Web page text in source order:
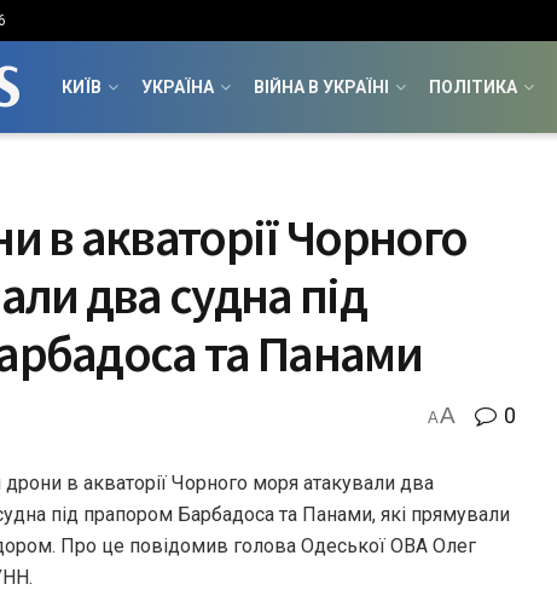
КИЇВ УКРАЇНА ВІЙНА В УКРАЇНІ ПОЛІТИКА
в акваторії Чорного
два судна під
та Панами
AA 0
дрони в акваторії Чорного моря атакували два
під прапором Барбадоса та Панами, які прямували
Про це повідомив голова Одеської ОВА Олег